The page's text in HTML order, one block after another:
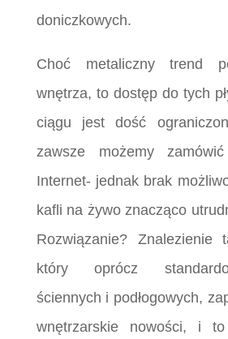
doniczkowych.
Choć metaliczny trend
wnętrza, to dostęp do tych
ciągu jest dość
zawsze możemy
Internet- jednak brak
kafli na żywo znacząco
Rozwiązanie? Znalezienie
który oprócz
ściennych i podłogowych,
wnętrzarskie nowości, i